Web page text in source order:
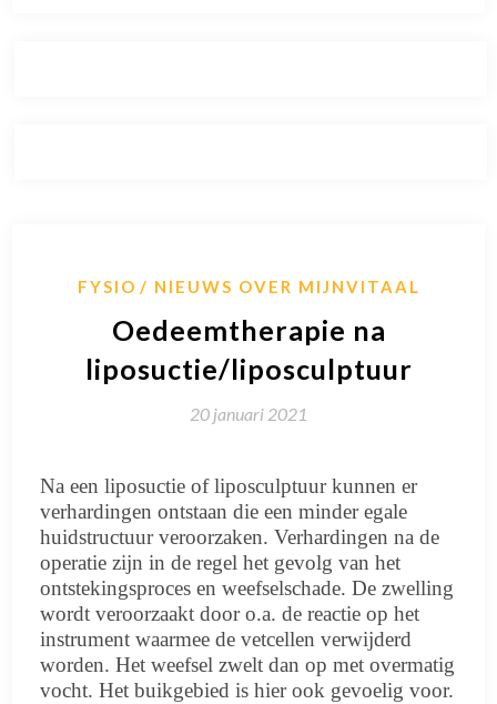
FYSIO NIEUWS OVER MIJNVITAAL
Oedeemtherapie na
liposuctie/liposculptuur
20 januari 2021
Na een liposuctie of liposculptuur kunnen er
verhardingen ontstaan die een minder egale
huidstructuur veroorzaken. Verhardingen na de
operatie zijn in de regel het gevolg van het
ontstekingsproces en weefselschade. De zwelling
wordt veroorzaakt door o.a. de reactie op het
instrument waarmee de vetcellen verwijderd
worden. Het weefsel zwelt dan op met overmatig
vocht. Het buikgebied is hier ook gevoelig voor.